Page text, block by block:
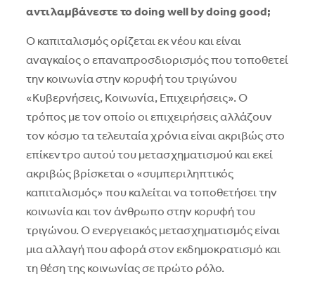
αντιλαμβάνεστε το doing well by doing good;
Ο καπιταλισμός ορίζεται εκ νέου και είναι
αναγκαίος ο επαναπροσδιορισμός που τοποθετεί
την κοινωνία στην κορυφή του τριγώνου
«Κυβερνήσεις, Κοινωνία, Επιχειρήσεις». Ο
τρόπος με τον οποίο οι επιχειρήσεις αλλάζουν
τον κόσμο τα τελευταία χρόνια είναι ακριβώς στο
επίκεντρο αυτού του μετασχηματισμού και εκεί
ακριβώς βρίσκεται ο «συμπεριληπτικός
καπιταλισμός» που καλείται να τοποθετήσει την
κοινωνία και τον άνθρωπο στην κορυφή του
τριγώνου. Ο ενεργειακός μετασχηματισμός είναι
μια αλλαγή που αφορά στον εκδημοκρατισμό και
τη θέση της κοινωνίας σε πρώτο ρόλο.